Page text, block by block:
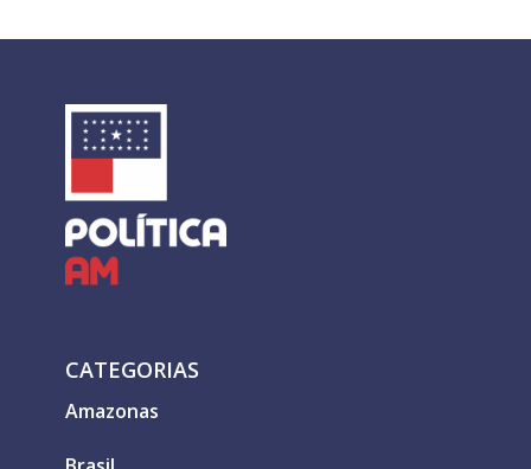
CATEGORIAS
Amazonas